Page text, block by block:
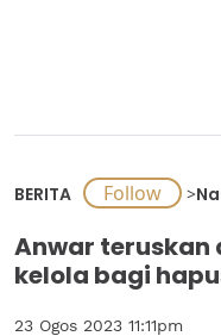
BERITA >
Anwar
kelola bagi
23 Ogos 2023 11:11pm